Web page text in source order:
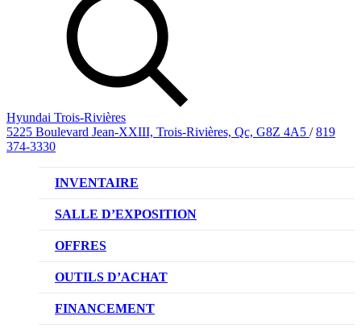
Hyundai Trois-Rivières
5225 Boulevard Jean-XXIII, Trois-Rivières, Qc, G8Z 4A5 / 819
374-3330
INVENTAIRE
VÉHICULES NEUFS
VÉHICULES D’OCCASION
SALLE D’EXPOSITION
OFFRES
OFFRE DE VÉHICULES NEUFS
OFFRES DU CONCESSIONNAIRE
OUTILS D’ACHAT
CL!QUEZ ET ACHETEZ HYUNDAI
FINANCEMENT